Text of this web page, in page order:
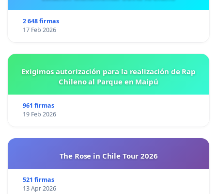
2 648 firmas
17 Feb 2026
Exigimos autorización para la realización de Rap
Chileno al Parque en Maipú
961 firmas
19 Feb 2026
The Rose in Chile Tour 2026
521 firmas
13 Apr 2026